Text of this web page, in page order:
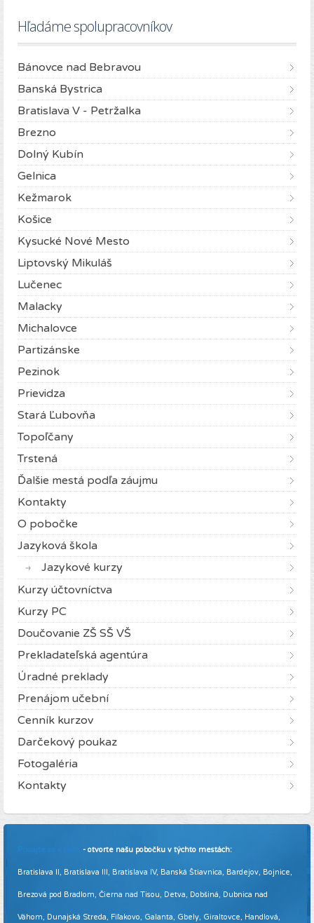
Hľadáme spolupracovníkov
Bánovce nad Bebravou
Banská Bystrica
Bratislava V - Petržalka
Brezno
Dolný Kubín
Gelnica
Kežmarok
Košice
Kysucké Nové Mesto
Liptovský Mikuláš
Lučenec
Malacky
Michalovce
Partizánske
Pezinok
Prievidza
Stará Ľubovňa
Topoľčany
Trstená
Ďalšie mestá podľa záujmu
Kontakty
O pobočke
Jazyková škola
Jazykové kurzy
Kurzy účtovníctva
Kurzy PC
Doučovanie ZŠ SŠ VŠ
Prekladateľská agentúra
Úradné preklady
Prenájom učební
Cenník kurzov
Darčekový poukaz
Fotogaléria
Kontakty
Pridajte sa k nám - otvorte našu pobočku v týchto mestách:
Bratislava II, Bratislava III, Bratislava IV, Banská Štiavnica, Bardejov, Bojnice,
Brezová pod Bradlom, Čierna nad Tisou, Detva, Dobšiná, Dubnica nad
Váhom, Dunajská Streda, Fiľakovo, Galanta, Gbely, Giraltovce, Handlová,